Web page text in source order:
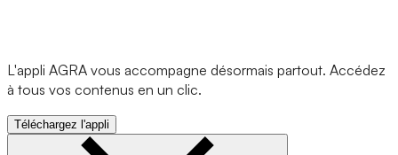
L'appli AGRA vous accompagne désormais partout. Accédez
à tous vos contenus en un clic.
Téléchargez l'appli